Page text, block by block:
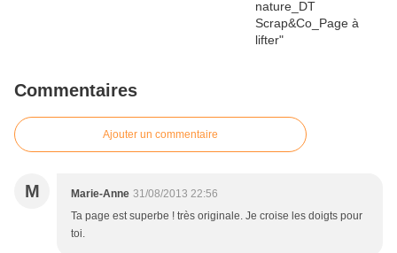
Commentaires
Ajouter un commentaire
M Marie-Anne 31/08/2013 22:56
Ta page est superbe ! très originale. Je croise les doigts pour
toi.